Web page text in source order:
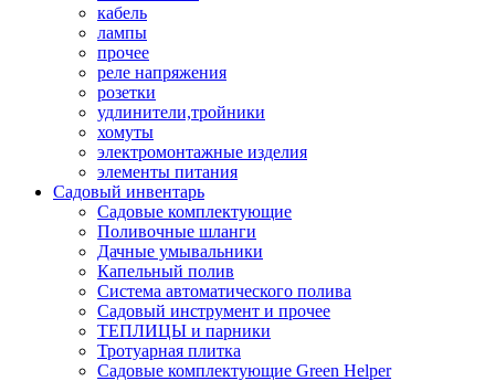
кабель
лампы
прочее
реле напряжения
розетки
удлинители,тройники
хомуты
электромонтажные изделия
элементы питания
Садовый инвентарь
Садовые комплектующие
Поливочные шланги
Дачные умывальники
Капельный полив
Система автоматического полива
Садовый инструмент и прочее
ТЕПЛИЦЫ и парники
Тротуарная плитка
Садовые комплектующие Green Helper